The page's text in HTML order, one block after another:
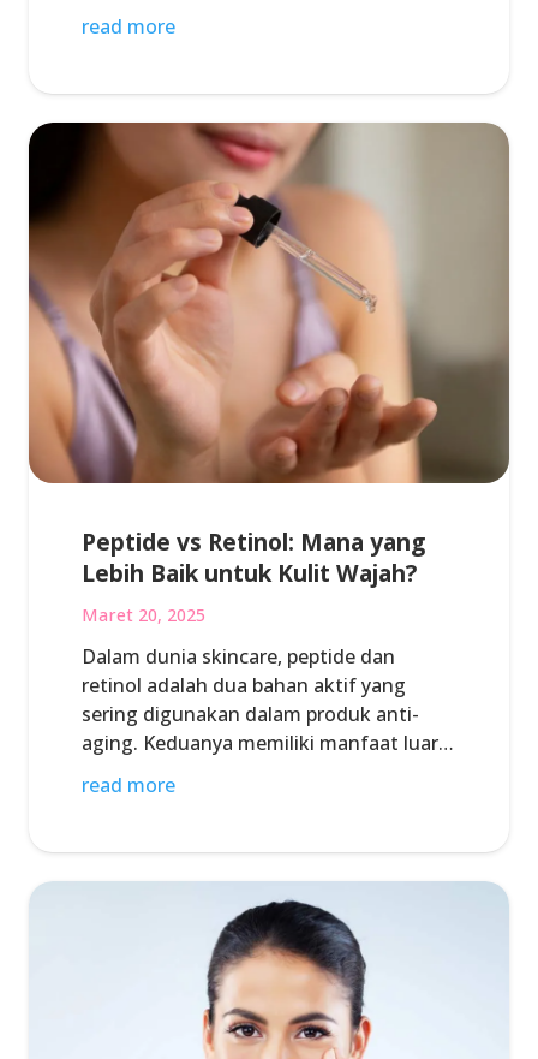
read more
Peptide vs Retinol: Mana yang
Lebih Baik untuk Kulit Wajah?
Maret 20, 2025
Dalam dunia skincare, peptide dan
retinol adalah dua bahan aktif yang
sering digunakan dalam produk anti-
aging. Keduanya memiliki manfaat luar…
read more